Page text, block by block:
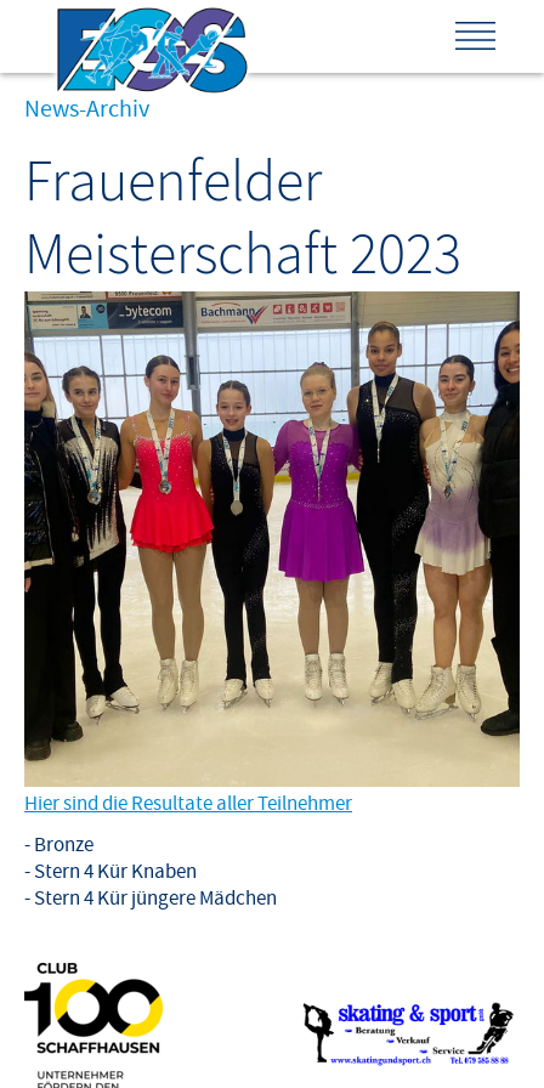
News-Archiv
Frauenfelder
Meisterschaft 2023
Hier sind die Resultate aller Teilnehmer
- Bronze
- Stern 4 Kür Knaben
- Stern 4 Kür jüngere Mädchen